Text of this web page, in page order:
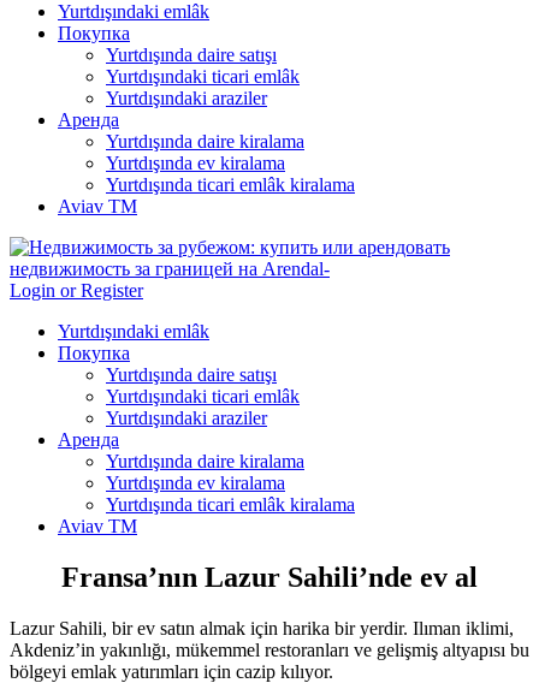
Yurtdışındaki emlâk
Покупка
Yurtdışında daire satışı
Yurtdışındaki ticari emlâk
Yurtdışındaki araziler
Аренда
Yurtdışında daire kiralama
Yurtdışında ev kiralama
Yurtdışında ticari emlâk kiralama
Aviav TM
Login or Register
Yurtdışındaki emlâk
Покупка
Yurtdışında daire satışı
Yurtdışındaki ticari emlâk
Yurtdışındaki araziler
Аренда
Yurtdışında daire kiralama
Yurtdışında ev kiralama
Yurtdışında ticari emlâk kiralama
Aviav TM
Fransa’nın Lazur Sahili’nde ev al
Lazur Sahili, bir ev satın almak için harika bir yerdir. Ilıman iklimi,
Akdeniz’in yakınlığı, mükemmel restoranları ve gelişmiş altyapısı bu
bölgeyi emlak yatırımları için cazip kılıyor.